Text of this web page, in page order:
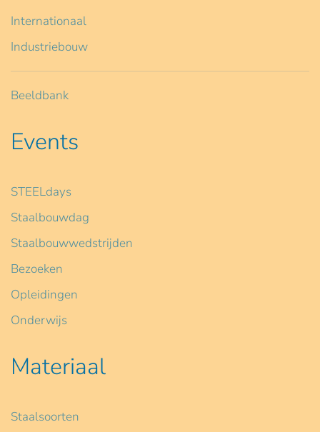
Internationaal
Industriebouw
Beeldbank
Events
STEELdays
Staalbouwdag
Staalbouwwedstrijden
Bezoeken
Opleidingen
Onderwijs
Materiaal
Staalsoorten